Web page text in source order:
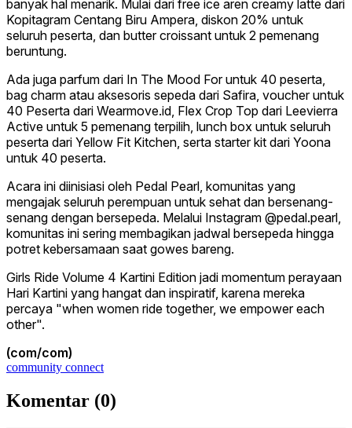
banyak hal menarik. Mulai dari free ice aren creamy latte dari
Kopitagram Centang Biru Ampera, diskon 20% untuk
seluruh peserta, dan butter croissant untuk 2 pemenang
beruntung.
Ada juga parfum dari In The Mood For untuk 40 peserta,
bag charm atau aksesoris sepeda dari Safira, voucher untuk
40 Peserta dari Wearmove.id, Flex Crop Top dari Leevierra
Active untuk 5 pemenang terpilih, lunch box untuk seluruh
peserta dari Yellow Fit Kitchen, serta starter kit dari Yoona
untuk 40 peserta.
Acara ini diinisiasi oleh Pedal Pearl, komunitas yang
mengajak seluruh perempuan untuk sehat dan bersenang-
senang dengan bersepeda. Melalui Instagram @pedal.pearl,
komunitas ini sering membagikan jadwal bersepeda hingga
potret kebersamaan saat gowes bareng.
Girls Ride Volume 4 Kartini Edition jadi momentum perayaan
Hari Kartini yang hangat dan inspiratif, karena mereka
percaya "when women ride together, we empower each
other".
(com/com)
community connect
Komentar (0)